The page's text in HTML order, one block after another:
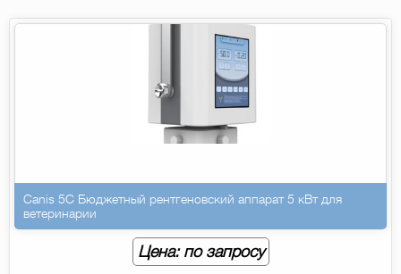
Canis 5C Бюджетный рентгеновский аппарат 5 кВт для
ветеринарии
Цена: по запросу